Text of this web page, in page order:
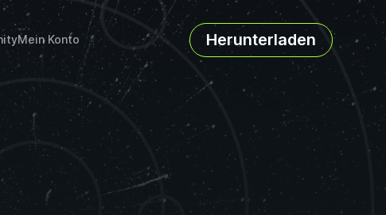
Mein Konto Herunterladen